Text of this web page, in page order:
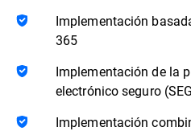
Implementación
365
Implementación de la
electrónico seguro
Implementación